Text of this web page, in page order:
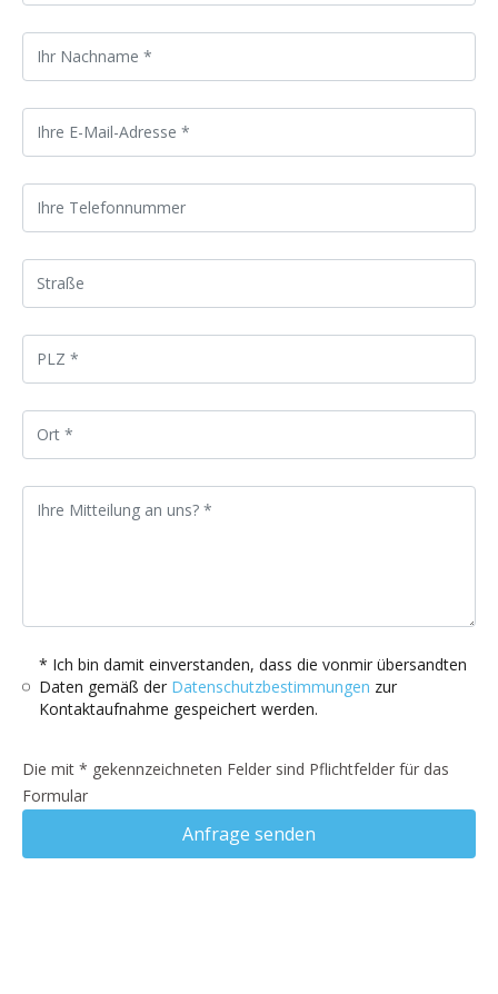
* Ich bin damit einverstanden, dass die vonmir übersandten
Daten gemäß der Datenschutzbestimmungen zur
Kontaktaufnahme gespeichert werden.
Die mit * gekennzeichneten Felder sind Pflichtfelder für das
Formular
Anfrage senden